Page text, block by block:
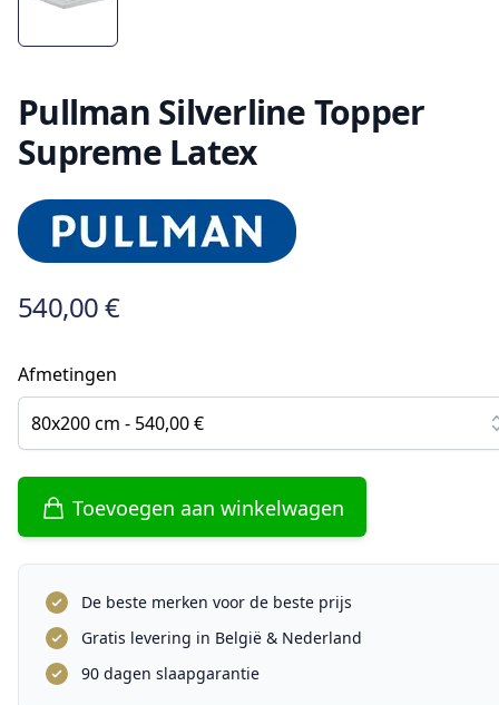
Pullman Silverline Topper
Supreme Latex
540,00 €
Afmetingen
80x200 cm - 540,00 €
Toevoegen aan winkelwagen
De beste merken voor de beste prijs
Gratis levering in België & Nederland
90 dagen slaapgarantie